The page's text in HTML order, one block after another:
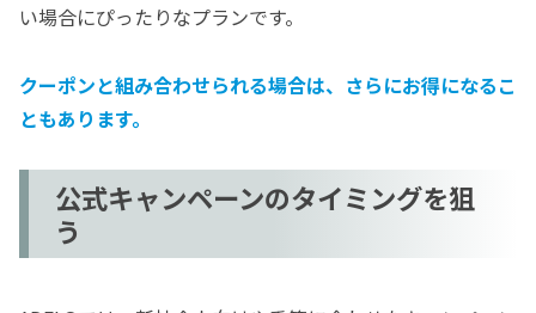
い場合にぴったりなプランです。
クーポンと組み合わせられる場合は、さらにお得になるこ
ともあります。
公式キャンペーンのタイミングを狙
う